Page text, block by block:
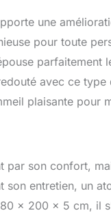
une
pour toute
parfaitement
avec ce
plaisante pour
par son confort,
entretien, un
x 200 x 5 cm, il